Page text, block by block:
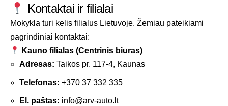
Kontaktai ir filialai
Mokykla turi kelis filialus Lietuvoje. Žemiau pateikiami
pagrindiniai kontaktai:
Kauno filialas (Centrinis biuras)
Adresas: Taikos pr. 117-4, Kaunas
Telefonas: +370 37 332 335
El. paštas: info@arv-auto.lt